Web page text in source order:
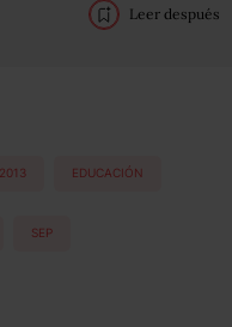
Leer después
EDUCACIÓN
SEP